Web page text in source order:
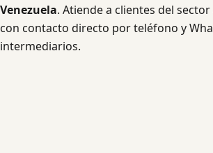
Venezuela. Atiende a clientes del
con contacto directo por teléfono y
intermediarios.